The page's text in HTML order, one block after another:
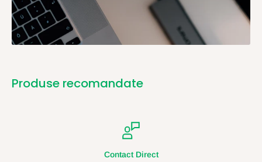
Produse recomandate
Contact Direct